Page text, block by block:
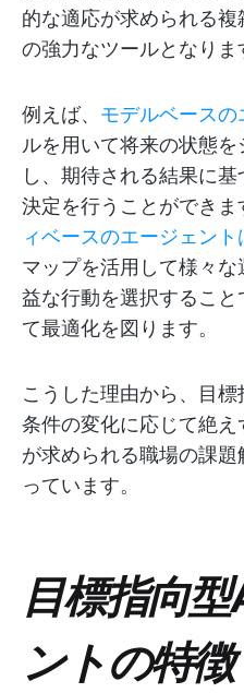
的な適応が求められる
の強力なツールとなりま
例えば、 モデルベース
ルを用いて将来の状態
し、期待される結果に
決定を行うことができま
ィベースのエージェント
マップを活用して様々
益な行動を選択するこ
て最適化を図ります。
こうした理由から、目標
条件の変化に応じて絶
が求められる職場の課
っています。
目標指向
ントの特徴